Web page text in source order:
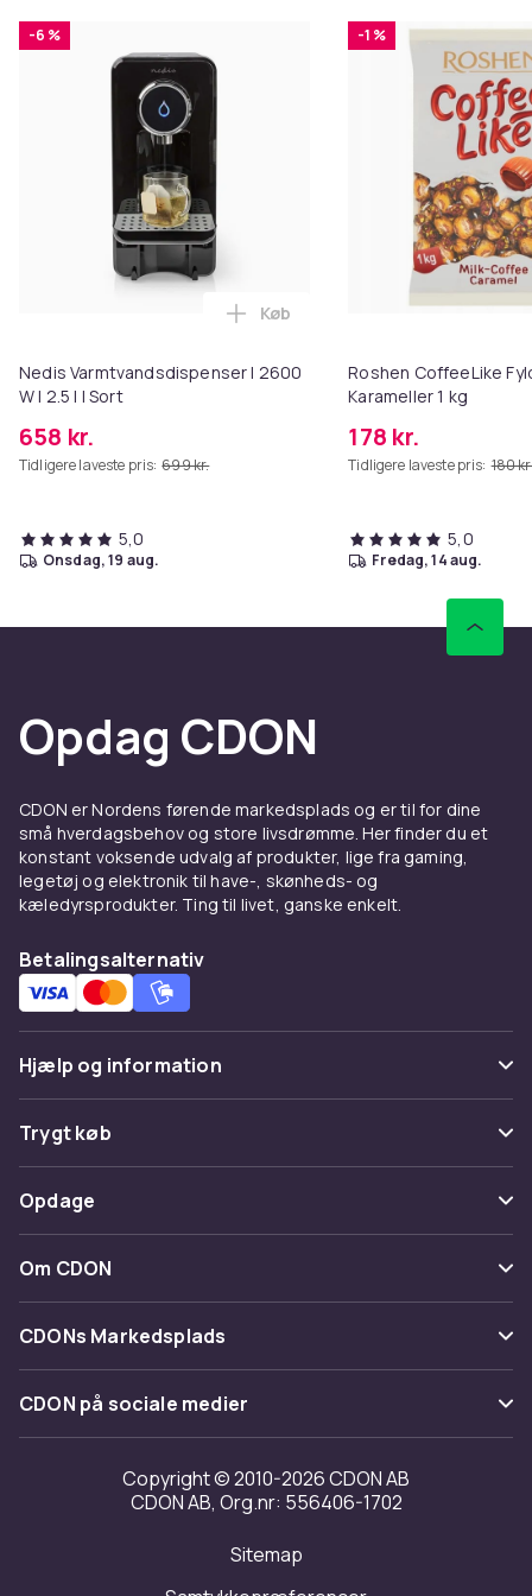
-6 %
Nedis Varmtvandsdispenser | 2600
W | 2.5 l | Sort
658 kr.
Tidligere laveste pris: 699 kr.
Læg Nedis
Køb
5,0
onsdag, 19 aug.
-1 %
Roshen CoffeeLike
Karameller 1 kg
178 kr.
Tidligere laveste pris: 180
5,0
fredag, 14 aug.
Opdag CDON
CDON er Nordens førende markedsplads og er til for dine
små hverdagsbehov og store livsdrømme. Her finder du et
konstant voksende udvalg af produkter, lige fra gaming,
legetøj og elektronik til have-, skønheds- og
kæledyrsprodukter. Ting til livet, ganske enkelt.
Betalingsalternativ
Hjælp og information
Ofte stillede spørgsmål
Spor pakke
Fortryd & returner her
Kontakt os
Trygt køb
Betaling
Levering
Tilbagekaldelser
Opdage
Kategorier
Maerke
Om CDON
Om os
Kundeanmeldelser
Arbejd på CDON
Investor relations
Tilgængelighed
CDONs Markedsplads
Merchant Help Center
CDON på sociale medier
Copyright © 2010-2026 CDON AB
CDON AB, Org.nr: 556406-1702
Sitemap